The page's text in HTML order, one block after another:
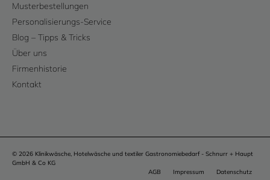
Musterbestellungen
Personalisierungs-Service
Blog – Tipps & Tricks
Über uns
Firmenhistorie
Kontakt
© 2026 Klinikwäsche, Hotelwäsche und textiler Gastronomiebedarf - Schnurr + Haupt
GmbH & Co KG
Datenschutz
Impressum
AGB